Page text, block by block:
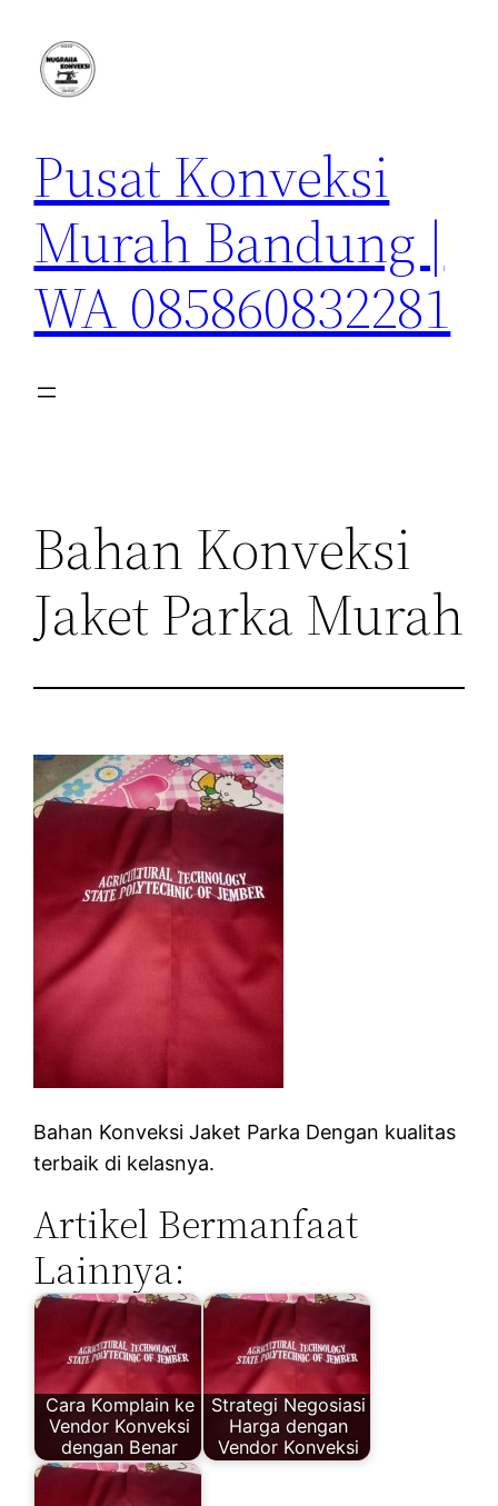
konten
Pusat Konveksi
Murah Bandung |
WA 085860832281
Bahan Konveksi
Jaket Parka Murah
Bahan Konveksi Jaket Parka Dengan kualitas
terbaik di kelasnya.
Artikel Bermanfaat
Lainnya:
Cara Komplain ke
Vendor Konveksi
dengan Benar
Strategi Negosiasi
Harga dengan
Vendor Konveksi